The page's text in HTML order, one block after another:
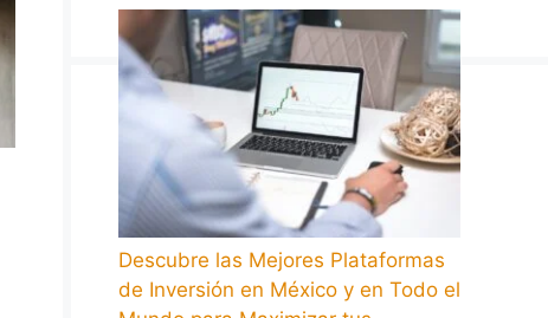
Descubre las Mejores Plataformas
de Inversión en México y en Todo el